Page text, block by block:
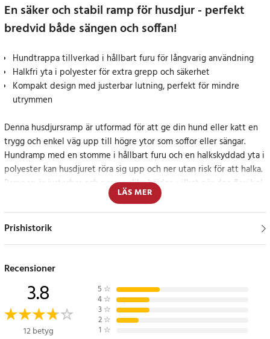
En säker och stabil ramp för husdjur - perfekt
bredvid både sängen och soffan!
Hundtrappa tillverkad i hållbart furu för långvarig användning
Halkfri yta i polyester för extra grepp och säkerhet
Kompakt design med justerbar lutning, perfekt för mindre
utrymmen
Denna husdjursramp är utformad för att ge din hund eller katt en
trygg och enkel väg upp till högre ytor som soffor eller sängar.
Hundramp med en stomme i hållbart furu och en halkskyddad yta i
polyester kan husdjuret röra sig upp och ner utan risk för att halka.
Rampen är justerbar och passar olika höjder, vilket gör den flexibel
och användbar för både äldre och mindre rörliga djur. Storleken på
100 x 43 cm ger tillräcklig bredd för en bekväm och säker gång.
Med sin stabila konstruktion och kompakta design är denna
kan enkelt justeras och förvaras smidigt när den inte används,
vilket gör den till ett praktiskt hjälpmedel för husdjur i behov av
extra stöd.
LÄS MER
Prishistorik
Recensioner
3.8
12 betyg
5 ☆
4 ☆
3 ☆
2 ☆
1 ☆